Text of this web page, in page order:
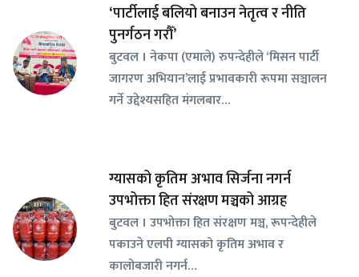
‘पार्टीलाई बलियो बनाउन नेतृत्व र नीति
पुनर्गठन गरौँ’
बुटवल । नेकपा (एमाले) रुपन्देहीले ‘मिसन पार्टी
जागरण अभियान’लाई प्रभावकारी रूपमा सञ्चालन
गर्ने उद्देश्यसहित मंगलबार…
ग्यासको कृतिम अभाव सिर्जना नगर्न
उपभोक्ता हित संरक्षण मञ्चको आग्रह
बुटवल । उपभोक्ता हित संरक्षण मञ्च, रूपन्देहीले
पकाउने एलपी ग्यासको कृतिम अभाव र
कालोबजारी नगर्न…